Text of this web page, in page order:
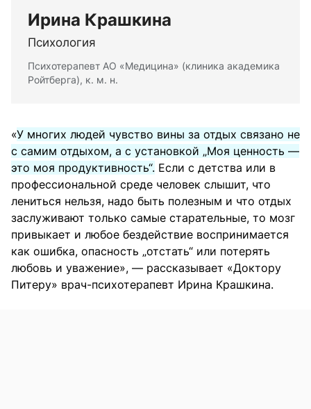
Ирина Крашкина
Психология
Психотерапевт АО «Медицина» (клиника академика
Ройтберга), к. м. н.
«У многих людей чувство вины за отдых связано не
с самим отдыхом, а с установкой „Моя ценность —
это моя продуктивность“. Если с детства или в
профессиональной среде человек слышит, что
лениться нельзя, надо быть полезным и что отдых
заслуживают только самые старательные, то мозг
привыкает и любое бездействие воспринимается
как ошибка, опасность „отстать“ или потерять
любовь и уважение», — рассказывает «Доктору
Питеру» врач-психотерапевт Ирина Крашкина.